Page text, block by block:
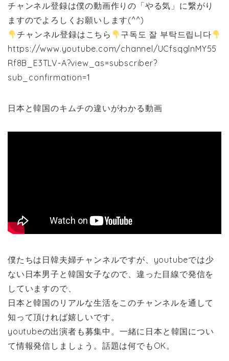
チャンネル登録は僕の動画作りの「やる気」に繋がり
ますのでよろしくお願いします(^^)
チャンネル登録はこちら
구독도 잘 부탁드립니다
https://www.youtube.com/channel/UCfsqglnMY55
Rf8B_E3TLV-A?view_as=subscriber?
sub_confirmation=1
日本と韓国のキムチの違いがわかる動画
僕たちは日韓夫婦チャンネルですが、youtubeでは少
ない日本男子と韓国女子なので、違った目線で発信を
していますので、
日本と韓国のリアルな生活をこのチャンネルを通して
知って頂ければ嬉しいです。
youtubeの出演者も募集中。一緒に日本と韓国につい
て情報発信しましょう。話題は何でもOK。